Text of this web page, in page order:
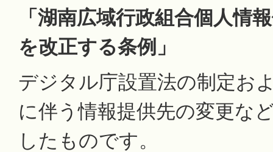
「湖南広域行政組合個人情
を改正する条例」
デジタル庁設置法の制定お
に伴う情報提供先の変更な
したものです。